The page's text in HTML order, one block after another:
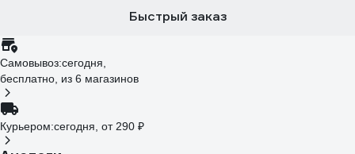
Быстрый заказ
Самовывоз:сегодня,
бесплатно , из 6 магазинов
Курьером:сегодня, от 290 ₽